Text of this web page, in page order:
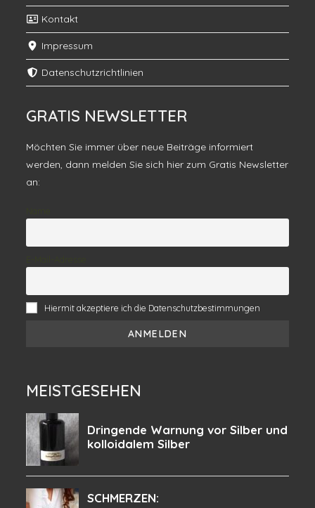
Kontakt
Impressum
Datenschutzrichtlinien
GRATIS NEWSLETTER
Möchten Sie immer über neue Beiträge informiert
werden, dann melden Sie sich hier zum Gratis Newsletter
an:
Hiermit akzeptiere ich die Datenschutzbestimmungen
MEISTGESEHEN